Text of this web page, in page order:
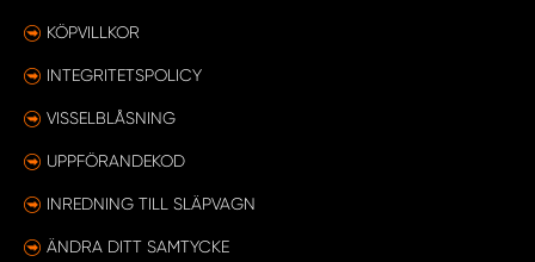
KÖPVILLKOR
INTEGRITETSPOLICY
VISSELBLÅSNING
UPPFÖRANDEKOD
INREDNING TILL SLÄPVAGN
ÄNDRA DITT SAMTYCKE